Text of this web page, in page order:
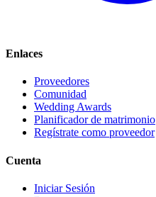
Enlaces
Proveedores
Comunidad
Wedding Awards
Planificador de matrimonio
Regístrate como proveedor
Cuenta
Iniciar Sesión